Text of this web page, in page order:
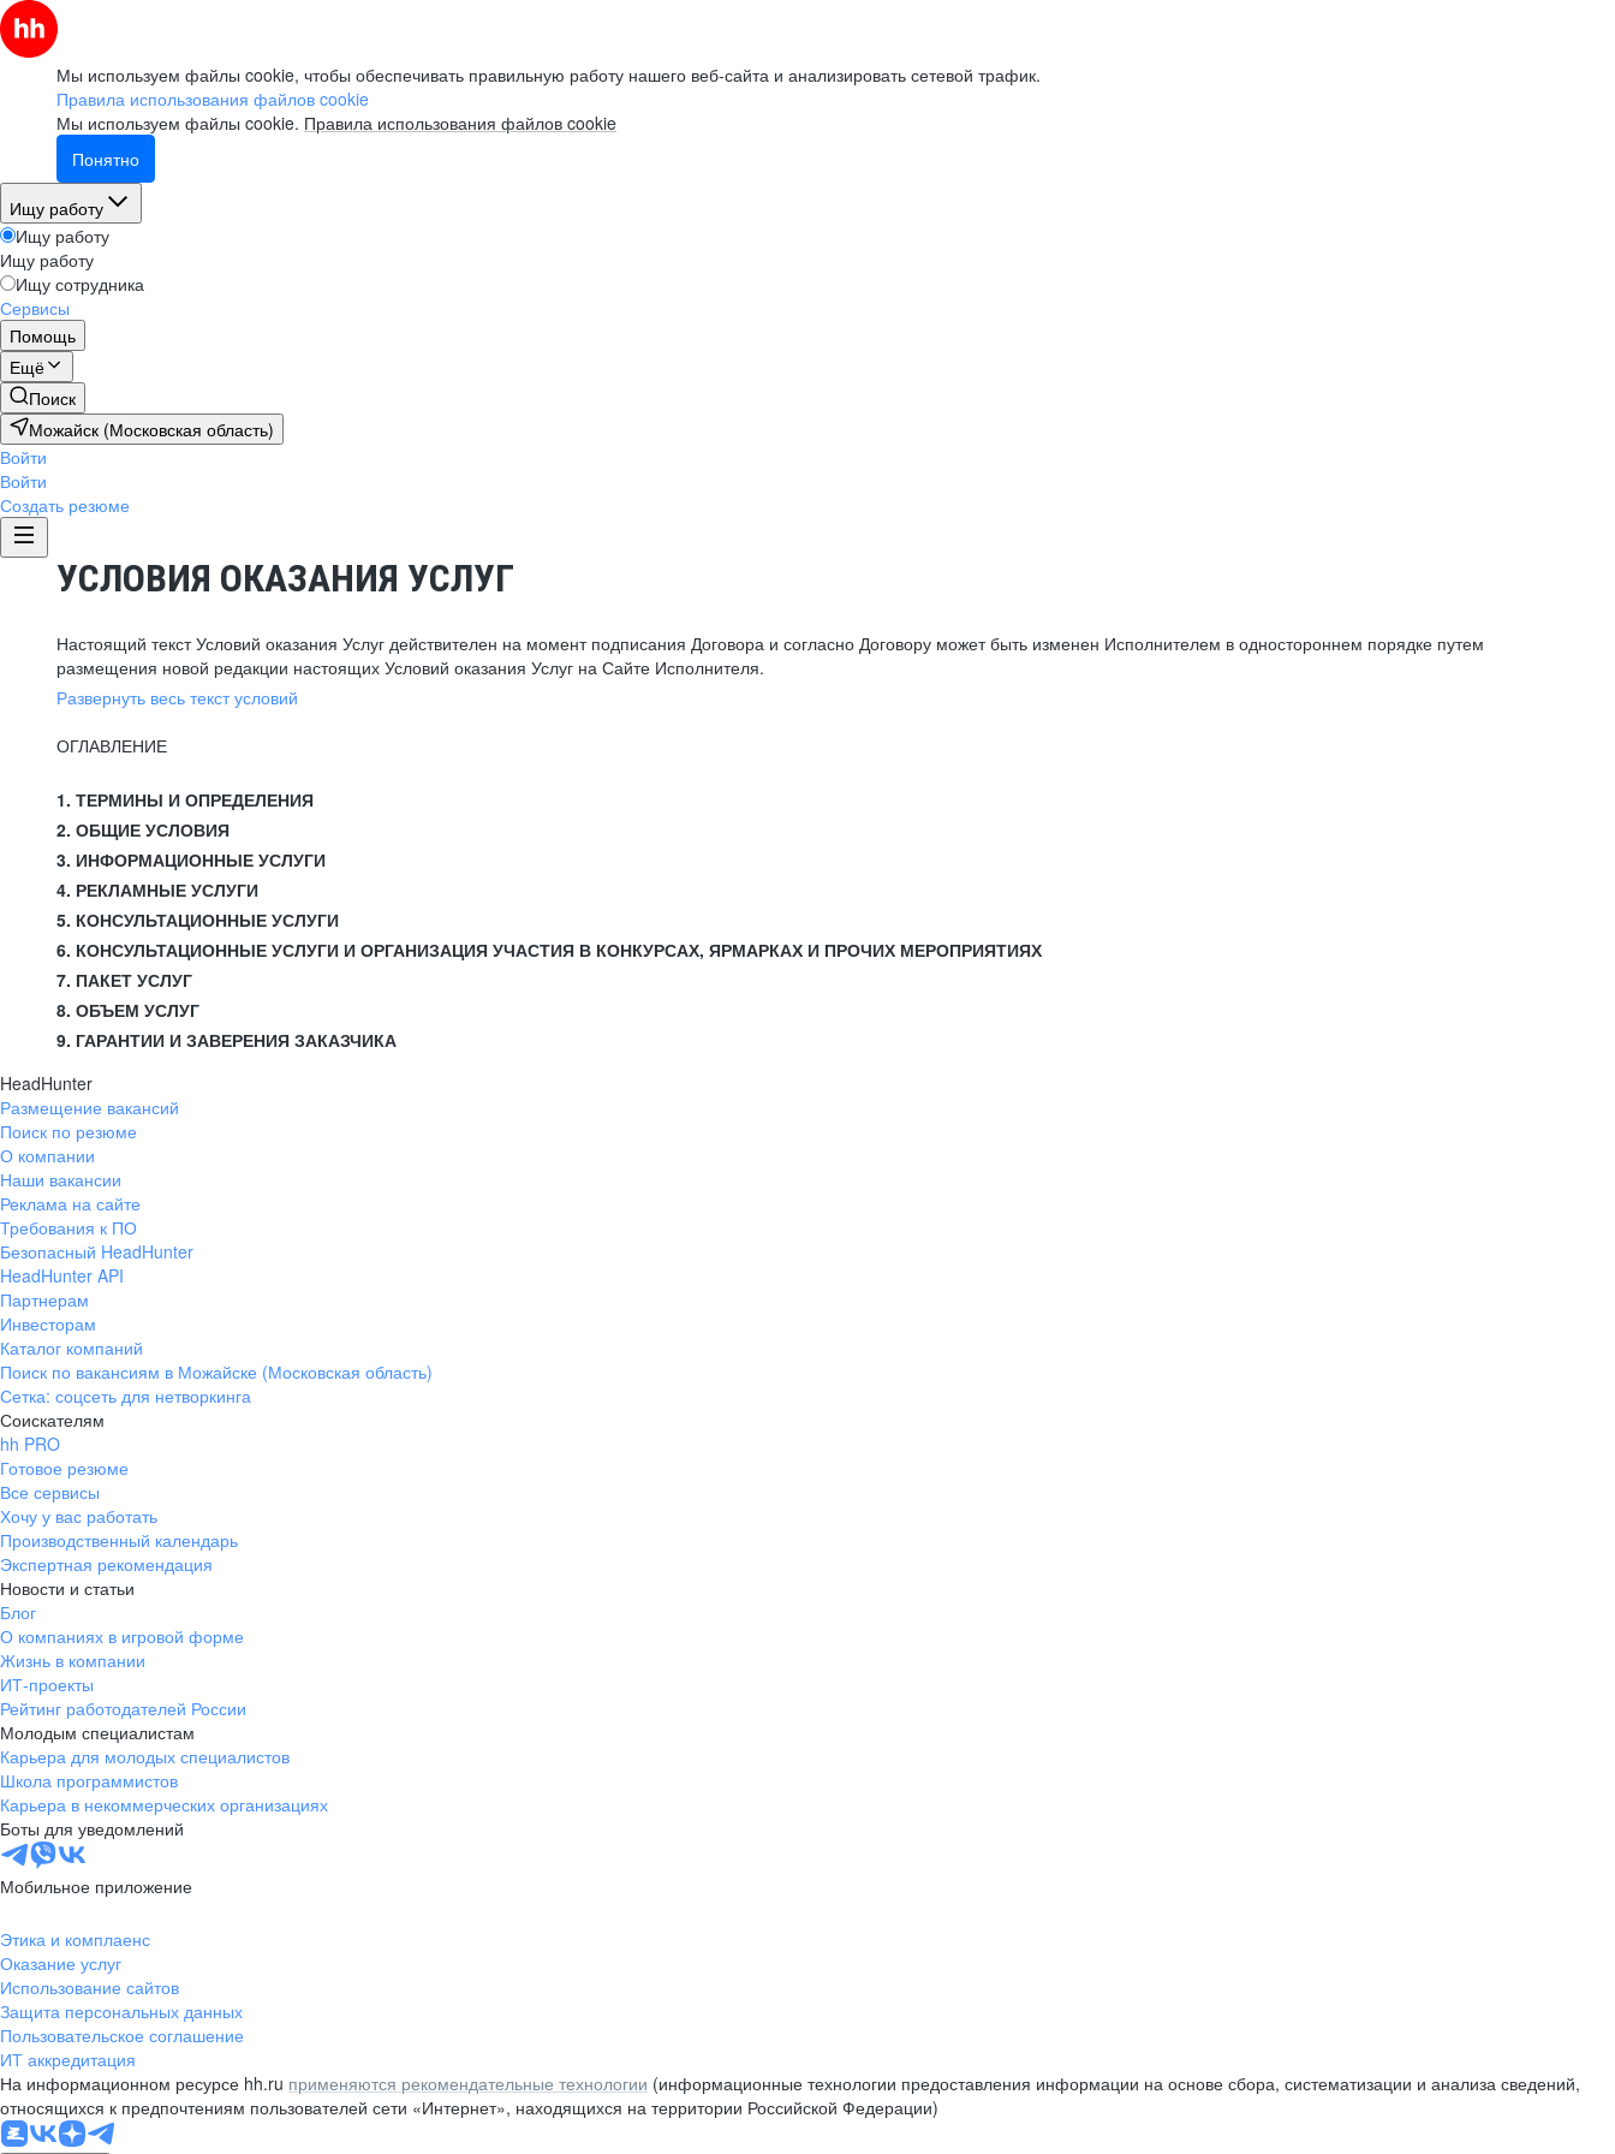
Мы используем файлы cookie, чтобы обеспечивать правильную работу нашего веб-сайта и анализировать сетевой трафик.
Правила использования файлов cookie
Мы используем файлы cookie. Правила использования файлов cookie
Понятно
Ищу работу
Ищу работу
Ищу работу
Ищу сотрудника
Сервисы
Помощь
Ещё
Поиск
Можайск (Московская область)
Войти
Войти
Создать резюме
УСЛОВИЯ ОКАЗАНИЯ УСЛУГ
Настоящий текст Условий оказания Услуг действителен на момент подписания Договора и согласно Договору может быть изменен Исполнителем в одностороннем порядке путем
размещения новой редакции настоящих Условий оказания Услуг на Сайте Исполнителя.
Развернуть весь текст условий
ОГЛАВЛЕНИЕ
1. ТЕРМИНЫ И ОПРЕДЕЛЕНИЯ
2. ОБЩИЕ УСЛОВИЯ
3. ИНФОРМАЦИОННЫЕ УСЛУГИ
4. РЕКЛАМНЫЕ УСЛУГИ
5. КОНСУЛЬТАЦИОННЫЕ УСЛУГИ
6. КОНСУЛЬТАЦИОННЫЕ УСЛУГИ И ОРГАНИЗАЦИЯ УЧАСТИЯ В КОНКУРСАХ, ЯРМАРКАХ И ПРОЧИХ МЕРОПРИЯТИЯХ
7. ПАКЕТ УСЛУГ
8. ОБЪЕМ УСЛУГ
9. ГАРАНТИИ И ЗАВЕРЕНИЯ ЗАКАЗЧИКА
HeadHunter
Размещение вакансий
Поиск по резюме
О компании
Наши вакансии
Реклама на сайте
Требования к ПО
Безопасный HeadHunter
HeadHunter API
Партнерам
Инвесторам
Каталог компаний
Поиск по вакансиям в Можайске (Московская область)
Сетка: соцсеть для нетворкинга
Соискателям
hh PRO
Готовое резюме
Все сервисы
Хочу у вас работать
Производственный календарь
Экспертная рекомендация
Новости и статьи
Блог
О компаниях в игровой форме
Жизнь в компании
ИТ-проекты
Рейтинг работодателей России
Молодым специалистам
Карьера для молодых специалистов
Школа программистов
Карьера в некоммерческих организациях
Боты для уведомлений
Мобильное приложение
Этика и комплаенс
Оказание услуг
Использование сайтов
Защита персональных данных
Пользовательское соглашение
ИТ аккредитация
На информационном ресурсе hh.ru применяются рекомендательные технологии (информационные технологии предоставления информации на основе сбора, систематизации и анализа сведений,
относящихся к предпочтениям пользователей сети «Интернет», находящихся на территории Российской Федерации)